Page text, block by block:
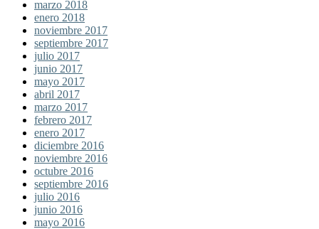
marzo 2018
enero 2018
noviembre 2017
septiembre 2017
julio 2017
junio 2017
mayo 2017
abril 2017
marzo 2017
febrero 2017
enero 2017
diciembre 2016
noviembre 2016
octubre 2016
septiembre 2016
julio 2016
junio 2016
mayo 2016